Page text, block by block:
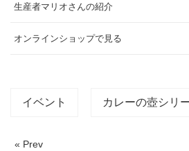
生産者マリオさんの紹介
オンラインショップで見る
イベント カレーの壺シリ
« Prev